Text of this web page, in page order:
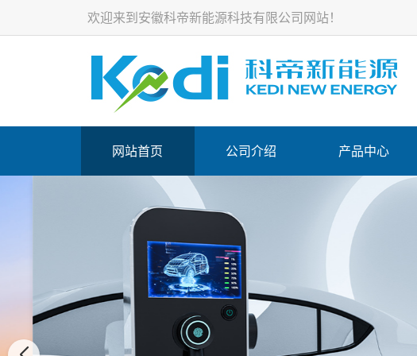
欢迎来到安徽科帝新能源科技有限公司网站！
网站首页 公司介绍 产品中心